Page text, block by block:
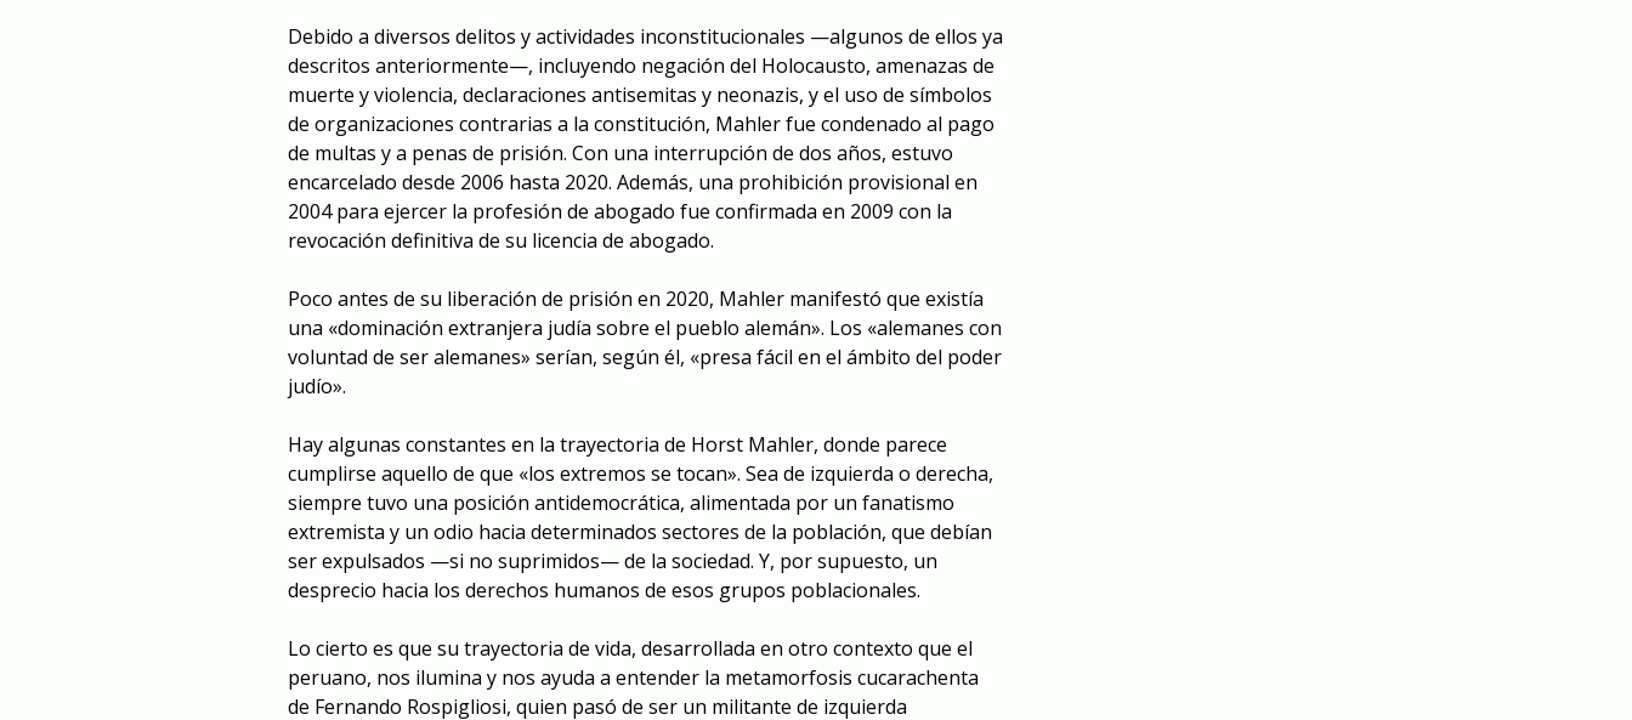
Debido a diversos delitos y actividades inconstitucionales —algunos de ellos ya
descritos anteriormente—, incluyendo negación del Holocausto, amenazas de
muerte y violencia, declaraciones antisemitas y neonazis, y el uso de símbolos
de organizaciones contrarias a la constitución, Mahler fue condenado al pago
de multas y a penas de prisión. Con una interrupción de dos años, estuvo
encarcelado desde 2006 hasta 2020. Además, una prohibición provisional en
2004 para ejercer la profesión de abogado fue confirmada en 2009 con la
revocación definitiva de su licencia de abogado.
Poco antes de su liberación de prisión en 2020, Mahler manifestó que existía
una «dominación extranjera judía sobre el pueblo alemán». Los «alemanes con
voluntad de ser alemanes» serían, según él, «presa fácil en el ámbito del poder
judío».
Hay algunas constantes en la trayectoria de Horst Mahler, donde parece
cumplirse aquello de que «los extremos se tocan». Sea de izquierda o derecha,
siempre tuvo una posición antidemocrática, alimentada por un fanatismo
extremista y un odio hacia determinados sectores de la población, que debían
ser expulsados —si no suprimidos— de la sociedad. Y, por supuesto, un
desprecio hacia los derechos humanos de esos grupos poblacionales.
Lo cierto es que su trayectoria de vida, desarrollada en otro contexto que el
peruano, nos ilumina y nos ayuda a entender la metamorfosis cucarachenta
de Fernando Rospigliosi, quien pasó de ser un militante de izquierda